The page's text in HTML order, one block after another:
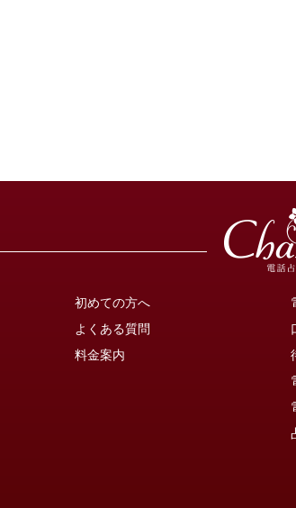
初めての方へ
よくある質問
料金案内